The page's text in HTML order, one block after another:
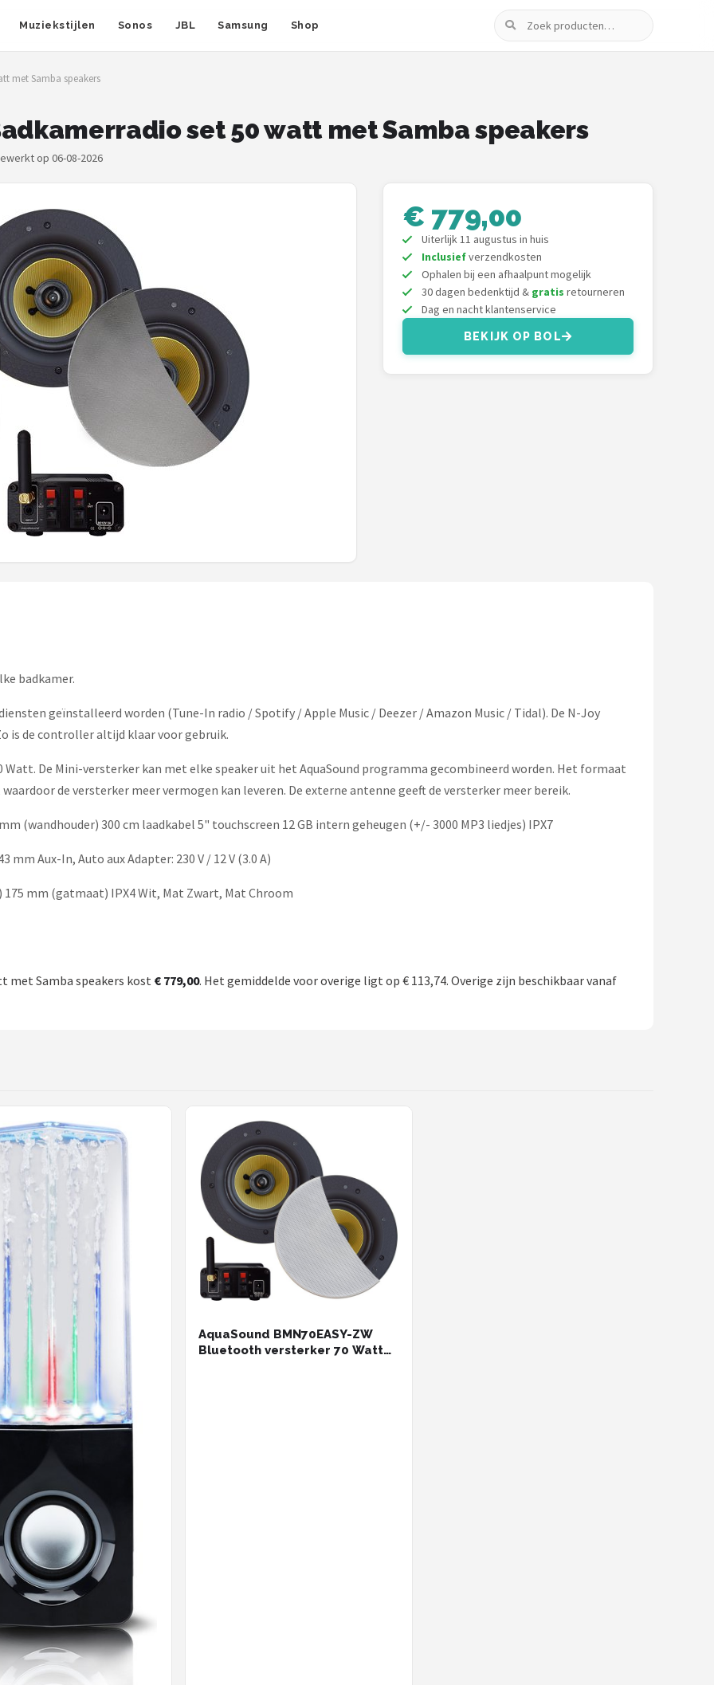
Muziekstijlen Sonos JBL Samsung Shop
Zoeken
met Samba speakers
set 50 watt met Samba speakers
op 06-08-2026
€ 779,00
Uiterlijk 11 augustus in huis
Inclusiefverzendkosten
Ophalen bij een afhaalpunt mogelijk
30 dagen bedenktijd & gratis retourneren
Dag en nacht klantenservice
BEKIJK OP BOL
badkamer.
geïnstalleerd worden (Tune-In radio / Spotify / Apple Music / Deezer / Amazon Music / Tidal). De N-Joy
is de controller altijd klaar voor gebruik.
De Mini-versterker kan met elke speaker uit het AquaSound programma gecombineerd worden. Het formaat
de versterker meer vermogen kan leveren. De externe antenne geeft de versterker meer bereik.
(wandhouder) 300 cm laadkabel 5" touchscreen 12 GB intern geheugen (+/- 3000 MP3 liedjes) IPX7
mm Aux-In, Auto aux Adapter: 230 V / 12 V (3.0 A)
175 mm (gatmaat) IPX4 Wit, Mat Zwart, Mat Chroom
met Samba speakers kost € 779,00. Het gemiddelde voor overige ligt op € 113,74. Overige zijn beschikbaar vanaf
AquaSound BMN70EASY-ZW
Bluetooth versterker 70 Watt